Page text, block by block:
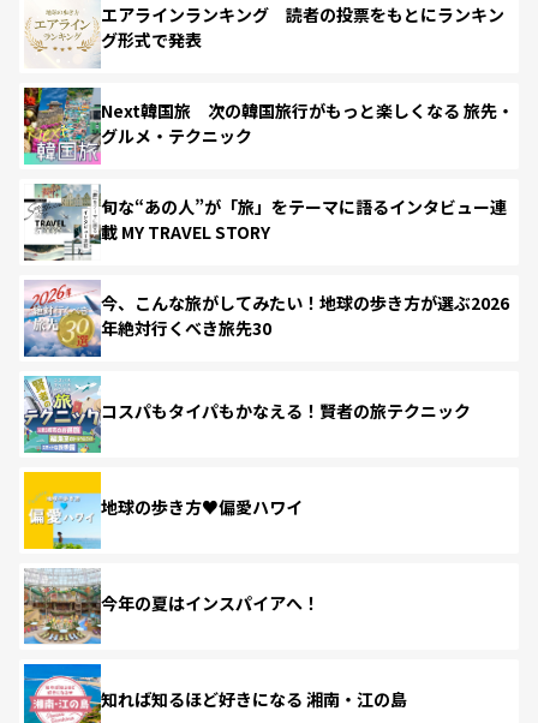
エアラインランキング 読者の投票をもとにランキン
グ形式で発表
Next韓国旅 次の韓国旅行がもっと楽しくなる 旅先・
グルメ・テクニック
旬な“あの人”が「旅」をテーマに語るインタビュー連
載 MY TRAVEL STORY
今、こんな旅がしてみたい！地球の歩き方が選ぶ2026
年絶対行くべき旅先30
コスパもタイパもかなえる！賢者の旅テクニック
地球の歩き方♥偏愛ハワイ
今年の夏はインスパイアへ！
知れば知るほど好きになる 湘南・江の島